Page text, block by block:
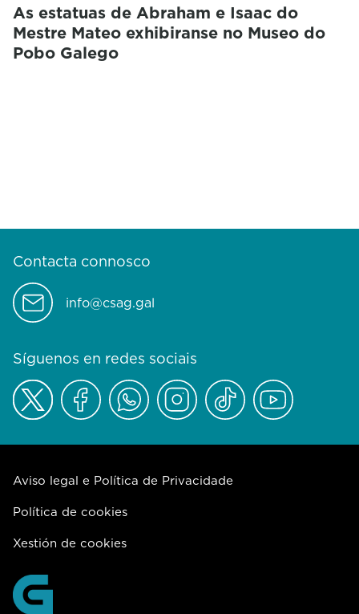
As estatuas de Abraham e Isaac do
Mestre Mateo exhibiranse no Museo do
Pobo Galego
Contacta connosco
info@csag.gal
Síguenos en redes sociais
Aviso legal e Política de Privacidade
Política de cookies
Xestión de cookies